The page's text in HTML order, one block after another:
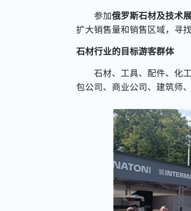
参加俄罗斯石材及技术
扩大销售量和销售区域，寻
石材行业的目标游客群体
石材、工具、配件、化工
包公司、商业公司、建筑师